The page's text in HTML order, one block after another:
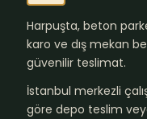
Harpuşta, beton
karo ve dış mekan
güvenilir teslimat.
İstanbul merkezli
göre depo teslim